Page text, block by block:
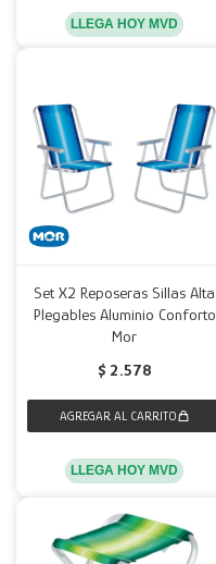
LLEGA HOY MVD
Set X2 Reposeras Sillas Alta
Plegables Aluminio Conforto
Mor
$ 2.578
LLEGA HOY MVD